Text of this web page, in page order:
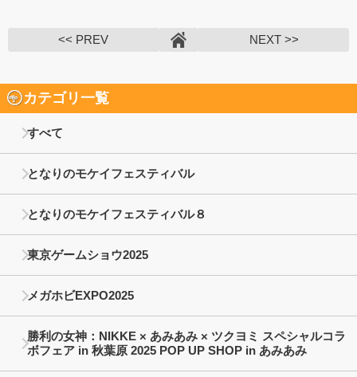
<< PREV NEXT >>
カテゴリ一覧
すべて
となりのモケイフェスティバル
となりのモケイフェスティバル８
東京ゲームショウ2025
メガホビEXPO2025
勝利の女神：NIKKE × あみあみ × ツクヨミ スペシャルコラ
ボフェア in 秋葉原 2025 POP UP SHOP in あみあみ